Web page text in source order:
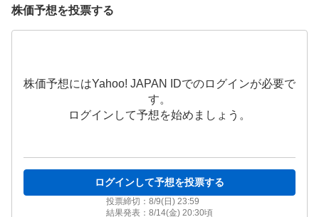
株価予想を投票する
株価予想にはYahoo! JAPAN IDでのログインが必要で
す。
ログインして予想を始めましょう。
ログインして予想を投票する
投票締切： 8/9(日) 23:59
結果発表： 8/14(金) 20:30頃